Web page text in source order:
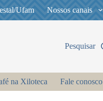
Ufam Nossos canais
Pesquisar
na Xiloteca Fale conosco